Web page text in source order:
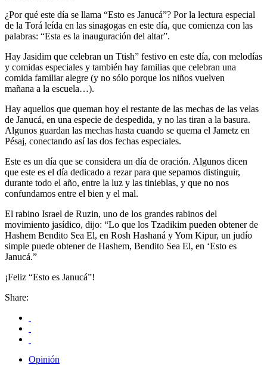
¿Por qué este día se llama “Esto es Janucá”? Por la lectura especial
de la Torá leída en las sinagogas en este día, que comienza con las
palabras: “Esta es la inauguración del altar”.
Hay Jasidim que celebran un Ttish” festivo en este día, con melodías
y comidas especiales y también hay familias que celebran una
comida familiar alegre (y no sólo porque los niños vuelven
mañana a la escuela…).
Hay aquellos que queman hoy el restante de las mechas de las velas
de Janucá, en una especie de despedida, y no las tiran a la basura.
Algunos guardan las mechas hasta cuando se quema el Jametz en
Pésaj, conectando así las dos fechas especiales.
Este es un día que se considera un día de oración. Algunos dicen
que este es el día dedicado a rezar para que sepamos distinguir,
durante todo el año, entre la luz y las tinieblas, y que no nos
confundamos entre el bien y el mal.
El rabino Israel de Ruzin, uno de los grandes rabinos del
movimiento jasídico, dijo: “Lo que los Tzadikim pueden obtener de
Hashem Bendito Sea El, en Rosh Hashaná y Yom Kipur, un judío
simple puede obtener de Hashem, Bendito Sea El, en ‘Esto es
Janucá.”
¡Feliz “Esto es Janucá”!
Share:
Opinión